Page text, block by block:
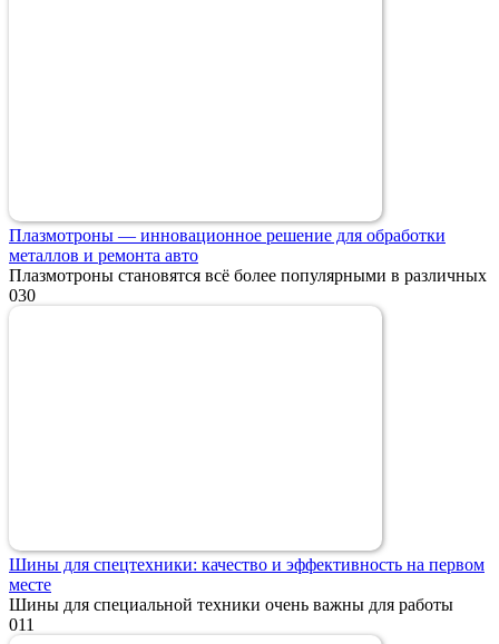
Плазмотроны — инновационное решение для обработки
металлов и ремонта авто
Плазмотроны становятся всё более популярными в различных
030
Шины для спецтехники: качество и эффективность на первом
месте
Шины для специальной техники очень важны для работы
011